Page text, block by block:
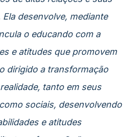
desenvolve, mediante
o educando com a
e atitudes que promovem
dirigido a transformação
tanto em seus
sociais, desenvolvendo
e atitudes